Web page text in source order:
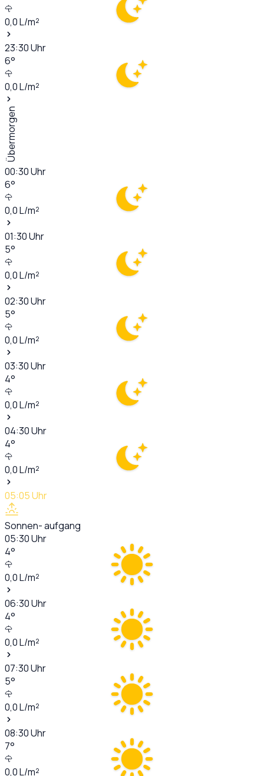
0,0L/m²
23:30Uhr
6°
0,0L/m²
Übermorgen
00:30Uhr
6°
0,0L/m²
01:30Uhr
5°
0,0L/m²
02:30Uhr
5°
0,0L/m²
03:30Uhr
4°
0,0L/m²
04:30Uhr
4°
0,0L/m²
05:05Uhr
Sonnen- aufgang
05:30Uhr
4°
0,0L/m²
06:30Uhr
4°
0,0L/m²
07:30Uhr
5°
0,0L/m²
08:30Uhr
7°
0,0L/m²